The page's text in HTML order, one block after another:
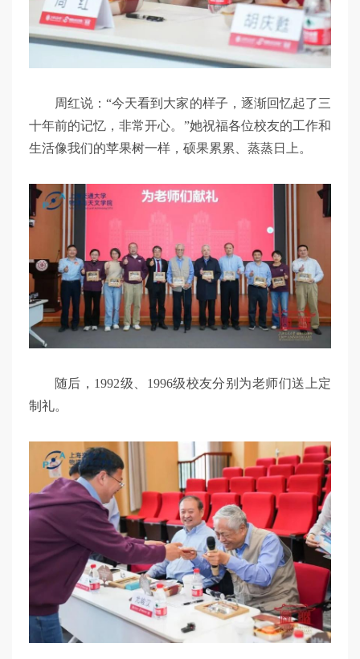
周红说：“今天看到大家的样子，逐渐回忆起了三
十年前的记忆，非常开心。”她祝福各位校友的工作和
生活像我们的苹果树一样，硕果累累、蒸蒸日上。
随后，1992级、1996级校友分别为老师们送上定
制礼。